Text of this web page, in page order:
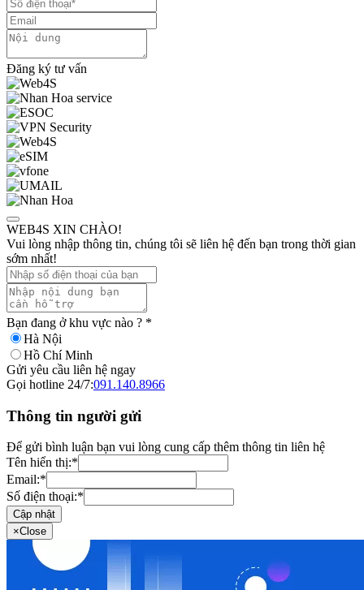
Đăng ký tư vấn
WEB4S XIN CHÀO!
Vui lòng nhập thông tin, chúng tôi sẽ liên hệ đến bạn trong thời gian
sớm nhất!
Bạn đang ở khu vực nào ? *
Hà Nội
Hồ Chí Minh
Gửi yêu cầu liên hệ ngay
Gọi hotline 24/7:091.140.8966
Thông tin người gửi
Để gửi bình luận bạn vui lòng cung cấp thêm thông tin liên hệ
Tên hiển thị:*
Email:*
Số điện thoại:*
Cập nhật
×Close